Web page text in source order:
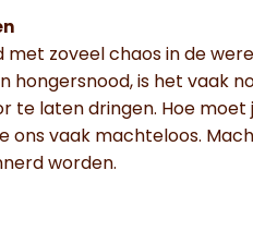
met zoveel chaos in de
hongersnood, is het vaak
te laten dringen. Hoe
ons vaak machteloos.
worden.